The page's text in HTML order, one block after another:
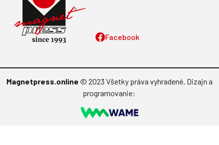
Facebook
Magnetpress.online © 2023 Všetky práva vyhradené. Dizajn a
programovanie: